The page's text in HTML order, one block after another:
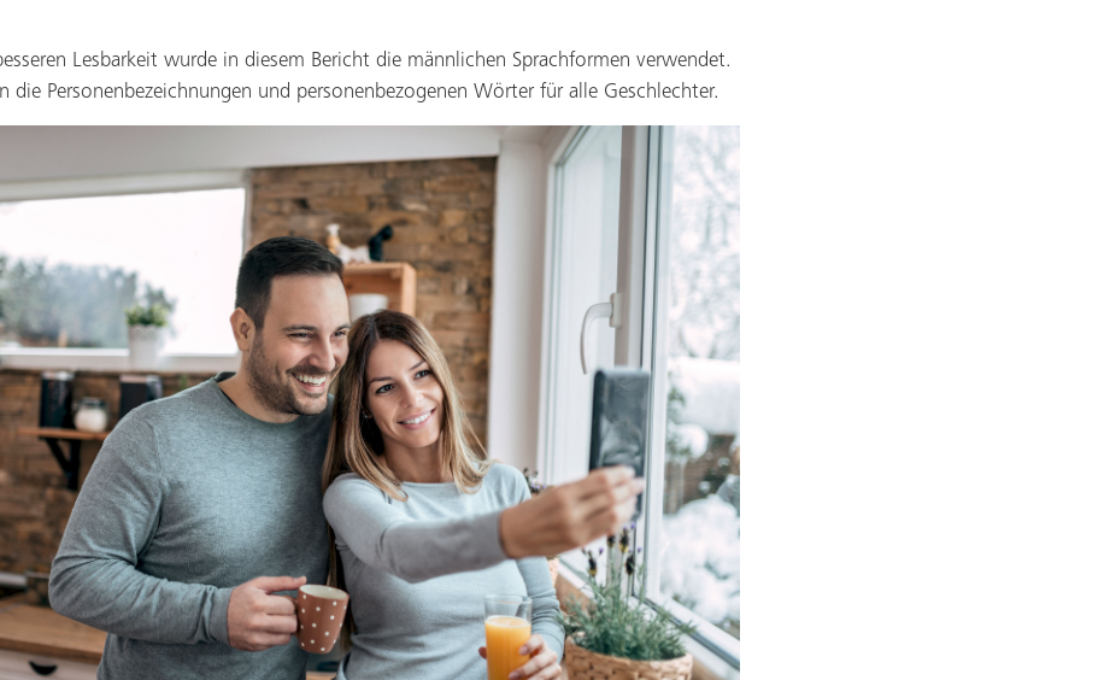
Lesbarkeit wurde in diesem Bericht die männlichen Sprachformen verwendet.
die Personenbezeichnungen und personenbezogenen Wörter für alle Geschlechter.